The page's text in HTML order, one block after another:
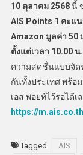
10 ตุลาคม 2568นี้
AIS Points 1 คะแ
Amazon มูลค่า 50
ตั้งแต่เวลา 10.00
ความสดชื่นแบบจัด
กันทั้งประเทศ พร้อ
เอส พอยท์ไว้รอได้
https://
Tagged AIS